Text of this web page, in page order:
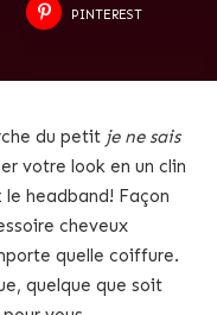
PINTEREST
du petit je ne sais
votre look en un clin
headband! Façon
cheveux
quelle coiffure.
quelque que soit